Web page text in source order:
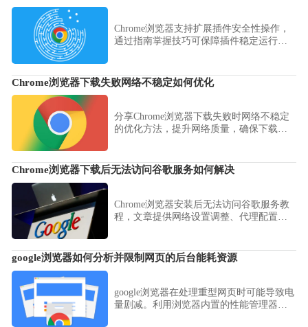
Chrome浏览器支持扩展插件安全性操作，
通过指南掌握技巧可保障插件稳定运行，
Chrome浏览器下载失败网络不稳定如何优化
分享Chrome浏览器下载失败时网络不稳定
的优化方法，提升网络质量，确保下载安
Chrome浏览器下载后无法访问谷歌服务如何解决
Chrome浏览器安装后无法访问谷歌服务教
程，文章提供网络设置调整、代理配置和
google浏览器如何分析并限制网页的后台能耗资源
google浏览器在处理重型网页时可能导致电
量剧减。利用浏览器内置的性能管理器或